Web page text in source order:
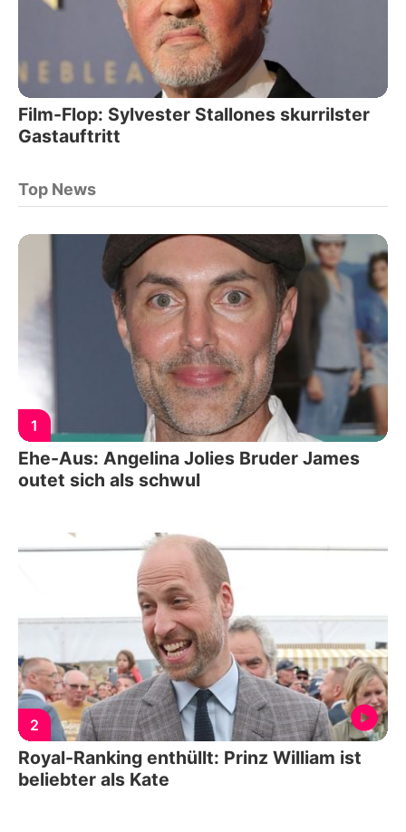
Film-Flop: Sylvester Stallones skurrilster
Gastauftritt
Top News
1
Ehe-Aus: Angelina Jolies Bruder James
outet sich als schwul
2
Royal-Ranking enthüllt: Prinz William ist
beliebter als Kate